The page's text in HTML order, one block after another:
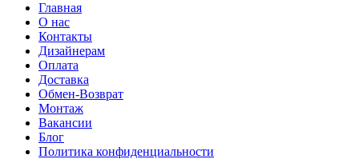
Главная
О нас
Контакты
Дизайнерам
Оплата
Доставка
Обмен-Возврат
Монтаж
Вакансии
Блог
Политика конфиденциальности